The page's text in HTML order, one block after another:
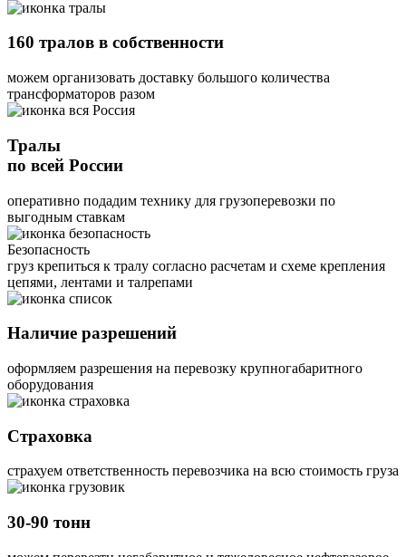
160 тралов в собственности
можем организовать доставку большого количества
трансформаторов разом
Тралы
по всей России
оперативно подадим технику для грузоперевозки по
выгодным ставкам
Безопасность
груз крепиться к тралу согласно расчетам и схеме крепления
цепями, лентами и талрепами
Наличие разрешений
оформляем разрешения на перевозку крупногабаритного
оборудования
Страховка
страхуем ответственность перевозчика на всю стоимость груза
30-90 тонн